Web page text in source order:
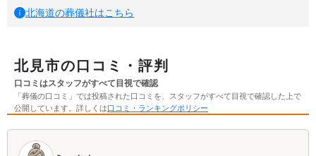
北海道の葬儀社はこちら
北見市の口コミ・評判
口コミはスタッフがすべて目視で確認
「葬儀の口コミ」では投稿された口コミを、スタッフがすべて目視で確認した上で
公開しています。詳しくは口コミ・ランキングポリシー